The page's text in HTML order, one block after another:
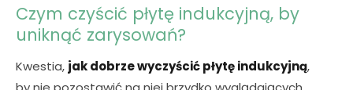
Czym czyścić płytę indukcyjną, by
uniknąć zarysowań?
Kwestia, jak dobrze wyczyścić płytę indukcyjną,